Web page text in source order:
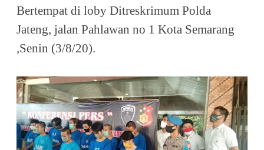
Bertempat di loby Ditreskrimum Polda
Jateng, jalan Pahlawan no 1 Kota Semarang
,Senin (3/8/20).